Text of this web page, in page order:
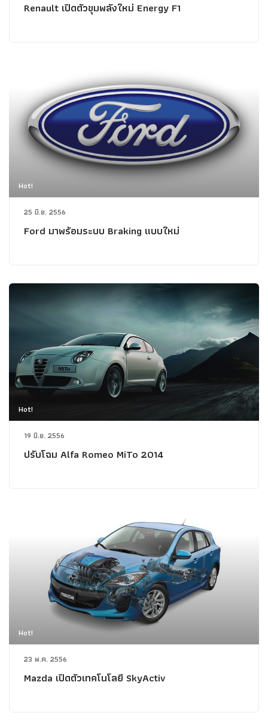
Renault เปิดตัวขุมพลังใหม่ Energy F1
Hot!
25 มิ.ย. 2556
Ford มาพร้อมระบบ Braking แบบใหม่
Hot!
19 มิ.ย. 2556
ปรับโฉม Alfa Romeo MiTo 2014
Hot!
23 พ.ค. 2556
Mazda เปิดตัวเทคโนโลยี SkyActiv